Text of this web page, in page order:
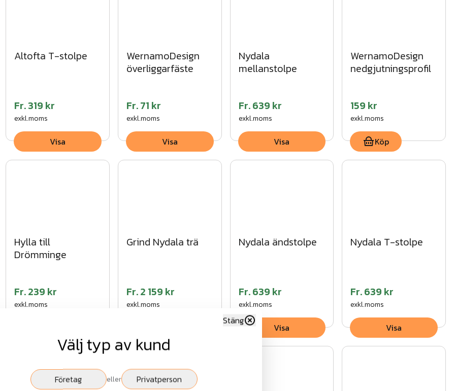
Altofta T-stolpe
Fr.319 kr
exkl.moms
Visa
WernamoDesign
överliggarfäste
Fr.71 kr
exkl.moms
Visa
Nydala
mellanstolpe
Fr.639 kr
exkl.moms
Visa
WernamoDesign
nedgjutningsprofil
159 kr
exkl.moms
Köp
Hylla till
Drömminge
Fr.239 kr
exkl.moms
Grind Nydala trä
Fr.2 159 kr
exkl.moms
Nydala ändstolpe
Fr.639 kr
exkl.moms
Visa
Nydala T-stolpe
Fr.639 kr
exkl.moms
Visa
Välj typ av kund
Stäng
Företag eller Privatperson